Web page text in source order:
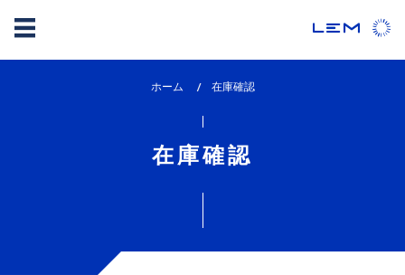
ホーム
lem_current_page
在庫確認
在庫確認